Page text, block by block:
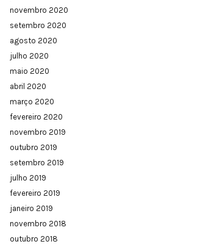
novembro 2020
setembro 2020
agosto 2020
julho 2020
maio 2020
abril 2020
março 2020
fevereiro 2020
novembro 2019
outubro 2019
setembro 2019
julho 2019
fevereiro 2019
janeiro 2019
novembro 2018
outubro 2018